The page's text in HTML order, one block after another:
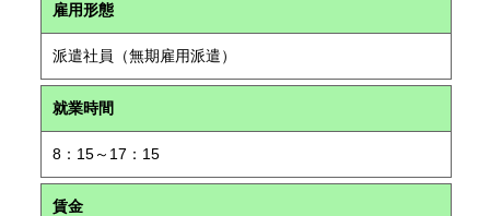
雇用形態
派遣社員（無期雇用派遣）
就業時間
8：15～17：15
賃金